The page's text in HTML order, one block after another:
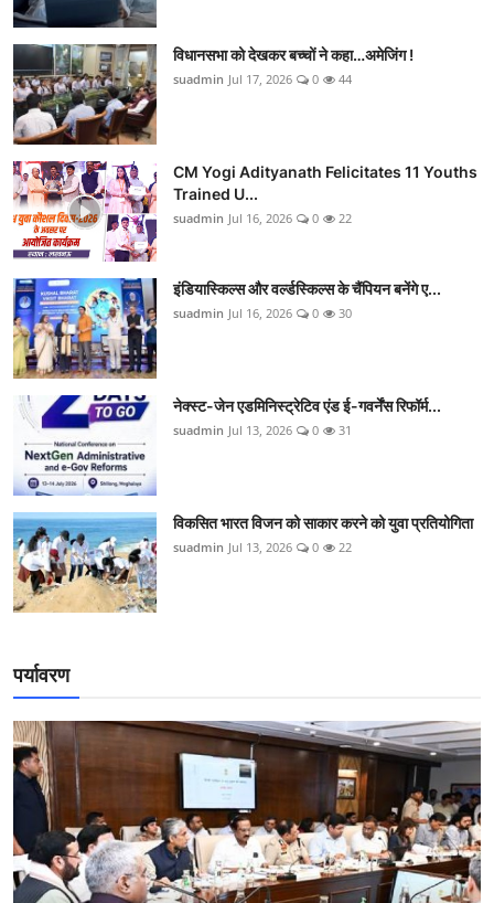
विधानसभा को देखकर बच्चों ने कहा…अमेजिंग !
suadmin Jul 17, 2026 0 44
CM Yogi Adityanath Felicitates 11 Youths
Trained U...
suadmin Jul 16, 2026 0 22
इंडियास्किल्स और वर्ल्डस्किल्स के चैंपियन बनेंगे ए...
suadmin Jul 16, 2026 0 30
नेक्स्ट-जेन एडमिनिस्ट्रेटिव एंड ई-गवर्नेंस रिफॉर्म...
suadmin Jul 13, 2026 0 31
विकसित भारत विजन को साकार करने को युवा प्रतियोगिता
suadmin Jul 13, 2026 0 22
पर्यावरण